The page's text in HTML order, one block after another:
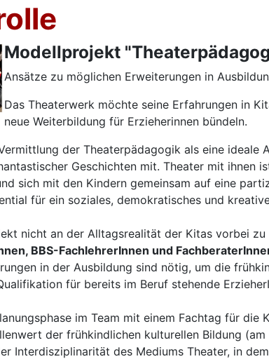
Modellprojekt
Ansätze zu möglichen Erweiterungen in
Das Theaterwerk möchte seine Erfahrungen in
neue Weiterbildung für Erzieherinnen bündeln.
der Theaterpädagogik als eine
Geschichten mit. Theater mit ihnen
sich mit den Kindern gemeinsam auf eine
für ein soziales, demokratisches und
nicht an der Alltagsrealität der Kitas vorbei zu
BBS-FachlehrerInnen und
in der Ausbildung sind nötig, um die
für bereits im Beruf stehende
im Team mit einem Fachtag für
der frühkindlichen kulturellen Bildung
Interdisziplinarität des Mediums Theater, in